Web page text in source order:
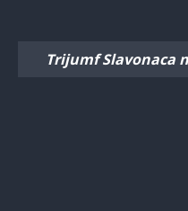
Trijumf Slavonaca